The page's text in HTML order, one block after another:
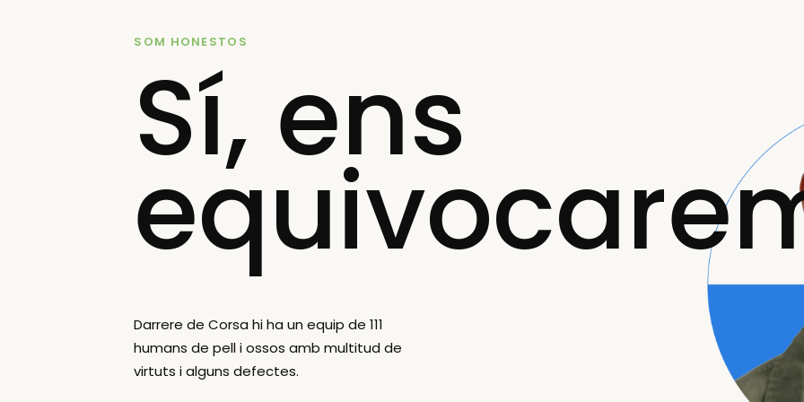
SOM HONESTOS
Sí, ens
Darrere de Corsa hi ha un equip de 111
humans de pell i ossos amb multitud de
virtuts i alguns defectes.